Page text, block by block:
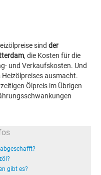
sind der
, die Kosten für die
und Verkaufskosten. Und
Heizölpreises ausmacht.
Ölpreis im Übrigen
gibt es?